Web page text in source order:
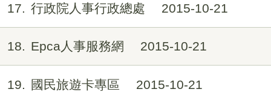
17 行政院人事行政總處 2015-10-21
18 Epca人事服務網 2015-10-21
19 國民旅遊卡專區 2015-10-21